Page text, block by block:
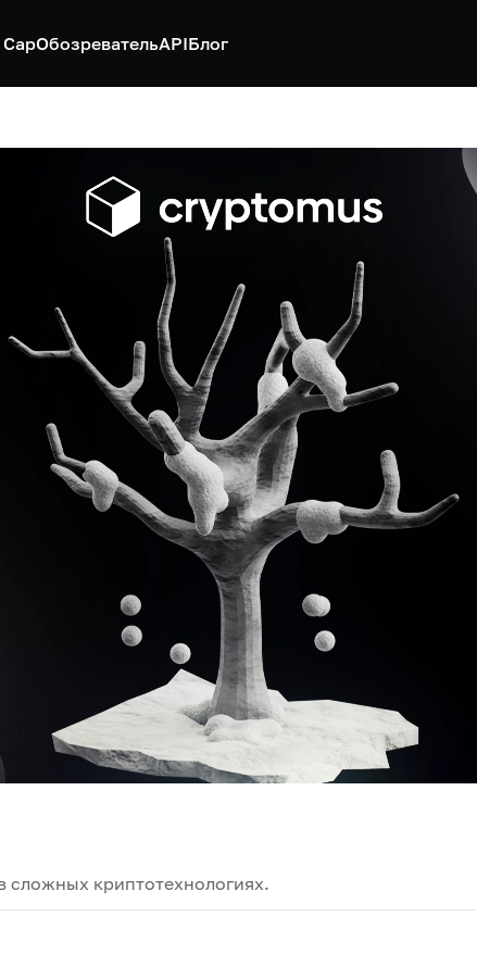
ОбозревательAPIБлог
сложных криптотехнологиях.